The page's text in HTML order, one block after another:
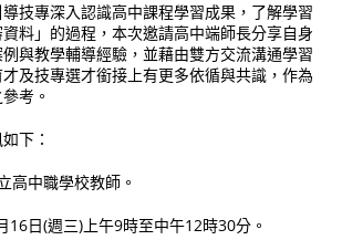
技專深入認識高中課程學習成果，了解學習
料」的過程，本次邀請高中端師長分享自身
與教學輔導經驗，並藉由雙方交流溝通學習
及技專選才銜接上有更多依循與共識，作為
考。
下：
高中職學校教師。
16日(週三)上午9時至中午12時30分。